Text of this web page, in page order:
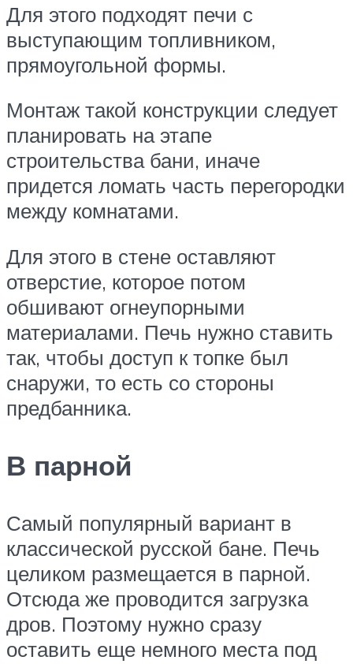
Для этого подходят печи с
выступающим топливником,
прямоугольной формы.
Монтаж такой конструкции следует
планировать на этапе
строительства бани, иначе
придется ломать часть перегородки
между комнатами.
Для этого в стене оставляют
отверстие, которое потом
обшивают огнеупорными
материалами. Печь нужно ставить
так, чтобы доступ к топке был
снаружи, то есть со стороны
предбанника.
В парной
Самый популярный вариант в
классической русской бане. Печь
целиком размещается в парной.
Отсюда же проводится загрузка
дров. Поэтому нужно сразу
оставить еще немного места под